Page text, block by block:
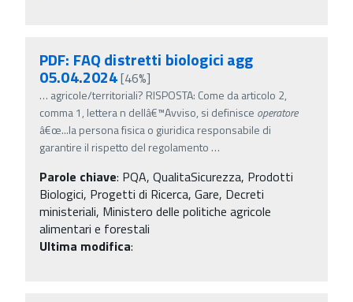
PDF: FAQ distretti biologici agg
05.04.2024[46%]
… agricole/territoriali? RISPOSTA: Come da articolo 2,
comma 1, lettera n dellâ€™Avviso, si definisce operatore
â€œ...la persona fisica o giuridica responsabile di
garantire il rispetto del regolamento …
Parole chiave: PQA, QualitaSicurezza, Prodotti
Biologici, Progetti di Ricerca, Gare, Decreti
ministeriali, Ministero delle politiche agricole
alimentari e forestali
Ultima modifica: